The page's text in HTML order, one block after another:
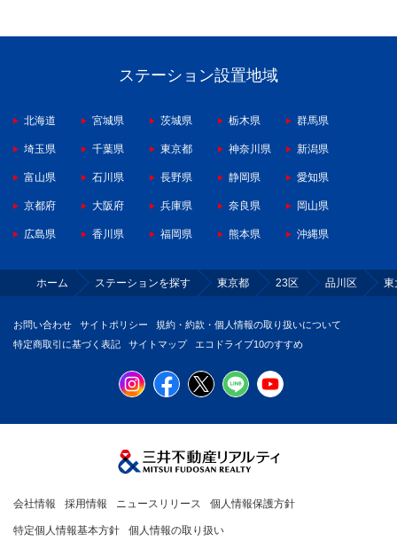
ステーション設置地域
北海道 宮城県 茨城県 栃木県 群馬県
埼玉県 千葉県 東京都 神奈川県 新潟県
富山県 石川県 長野県 静岡県 愛知県
京都府 大阪府 兵庫県 奈良県 岡山県
広島県 香川県 福岡県 熊本県 沖縄県
ホーム ステーションを探す 東京都 23区 品川区 東
お問い合わせ サイトポリシー
規約・約款・個人情報の取り扱いについて
特定商取引に基づく表記
サイトマップ エコドライブ10のすすめ
会社情報 採用情報 ニュースリリース 個人情報保護方針
特定個人情報基本方針 個人情報の取り扱い